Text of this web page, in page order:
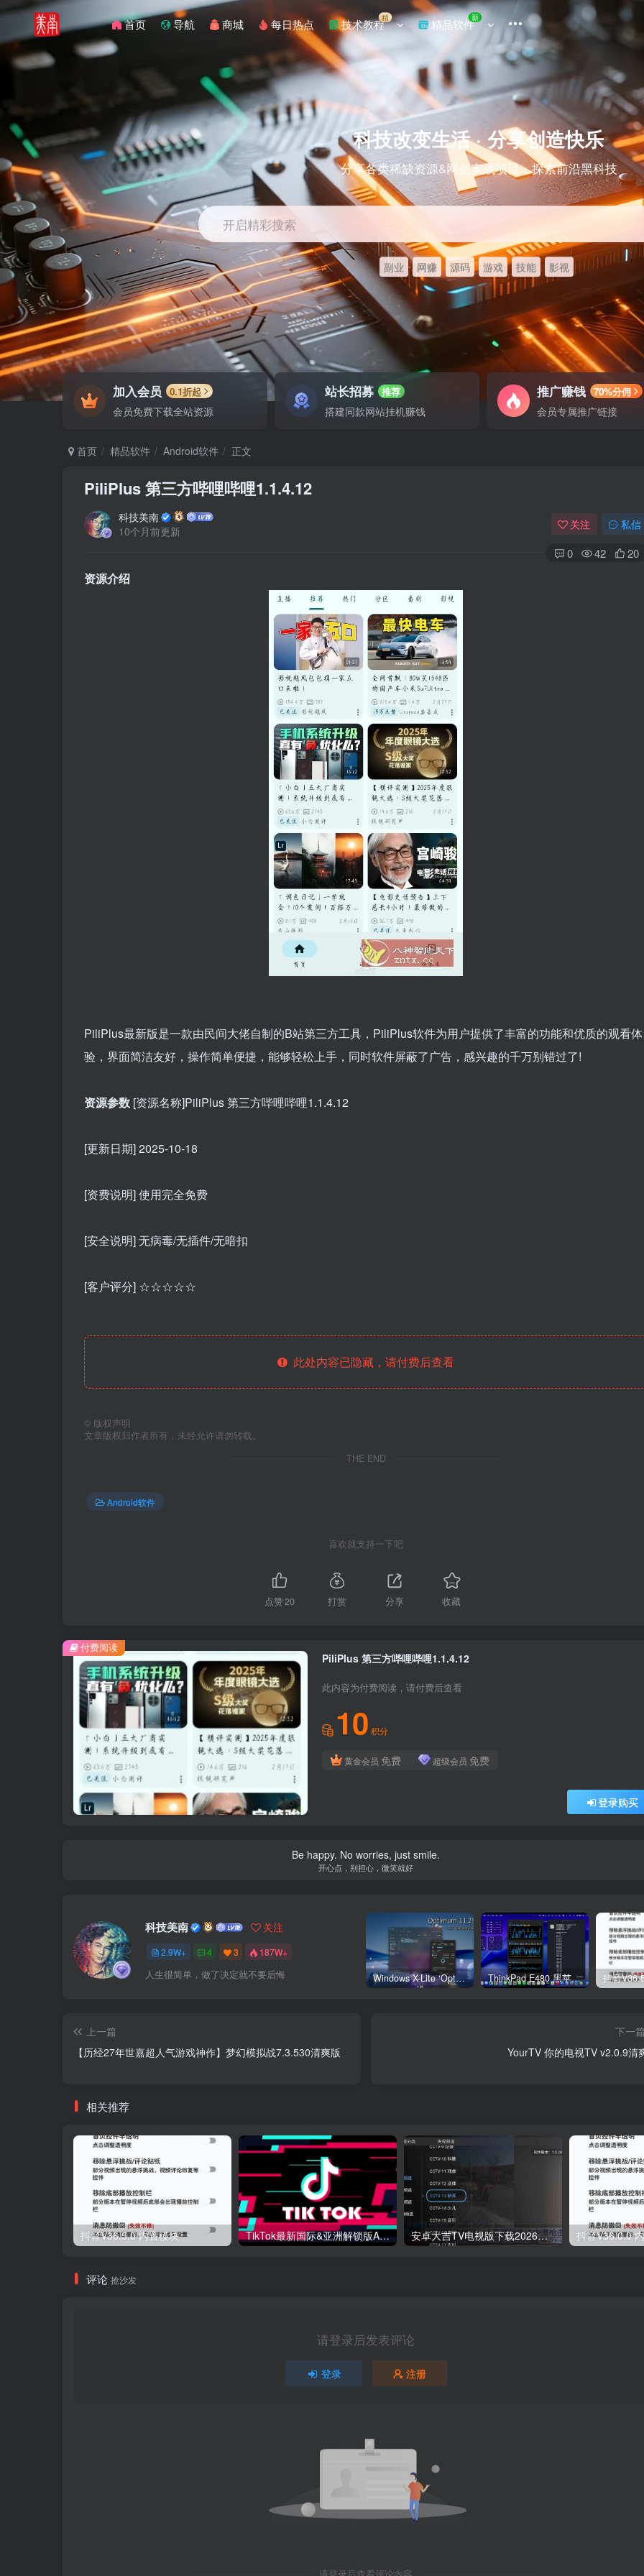
首页 导航 商城 每日热点 技术教程精 精品软件新
科技改变生活 · 分享创造快乐
分享各类稀缺资源&网创实战项目，探索前沿黑科技
开启精彩搜索
副业 网赚 源码 游戏 技能 影视
加入会员 0.1折起
会员免费下载全站资源
站长招募 推荐
搭建同款网站挂机赚钱
推广赚钱 70%分佣
会员专属推广链接
首页 精品软件 Android软件 正文
PiliPlus 第三方哔哩哔哩1.1.4.12
科技美南
10个月前更新
关注 私信
0 42 20
资源介绍
PiliPlus最新版是一款由民间大佬自制的B站第三方工具，PiliPlus软件为用户提供了丰富的功能和优质的观看体
验，界面简洁友好，操作简单便捷，能够轻松上手，同时软件屏蔽了广告，感兴趣的千万别错过了!
资源参数 [资源名称]PiliPlus 第三方哔哩哔哩1.1.4.12
[更新日期] 2025-10-18
[资费说明] 使用完全免费
[安全说明] 无病毒/无插件/无暗扣
[客户评分] ☆☆☆☆☆
此处内容已隐藏，请付费后查看
© 版权声明
文章版权归作者所有，未经允许请勿转载。
THE END
Android软件
喜欢就支持一下吧
点赞20 打赏 分享 收藏
PiliPlus 第三方哔哩哔哩1.1.4.12
此内容为付费阅读，请付费后查看
10 积分
黄金会员 免费 超级会员 免费
登录购买
付费阅读
Be happy. No worries, just smile.
开心点，别担心，微笑就好
科技美南 关注
2.9W+ 4 3 187W+
人生很简单，做了决定就不要后悔 Windows X-Lite ‘Optimum 11’ 25H2 Pro v2 ThinkPad E480 黑苹果完美Tahoe的EFI分享（2026.03.01更新） 抖音
上一篇
【历经27年世嘉超人气游戏神作】梦幻模拟战7.3.530清爽版
下一
YourTV 你的电视TV v2.0.9清
相关推荐
抖音V36.5.0 内置模块 TikTok最新国际&亚洲解锁版APP v43.1.4 TikTok Plugin v2.31 安卓大吉TV电视版下载2026最新v1.5.20清爽版 抖音V36.0.0
评论 抢沙发
请登录后发表评论
登录 注册